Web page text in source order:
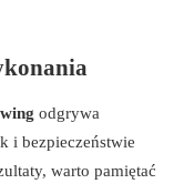
odgrywa
i bezpieczeństwie
warto pamiętać